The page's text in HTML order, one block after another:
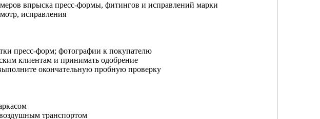
впрыска пресс-формы, фитингов и исправлений марки
исправления
пресс-форм; фотографии к покупателю
клиентам и принимать одобрение
окончательную пробную проверку
транспортом